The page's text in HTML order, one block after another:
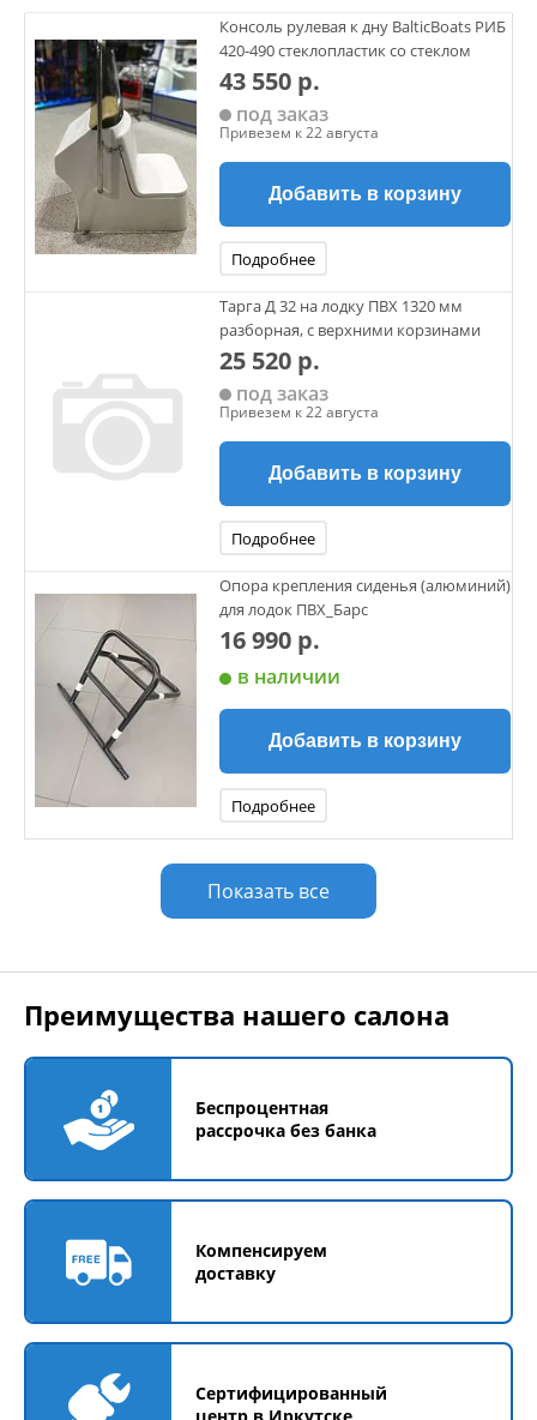
Консоль рулевая к дну BalticBoats РИБ
420-490 стеклопластик со стеклом
43 550 р.
под заказ
Привезем к 22 августа
Добавить в корзину
Подробнее
Тарга Д 32 на лодку ПВХ 1320 мм
разборная, с верхними корзинами
25 520 р.
под заказ
Привезем к 22 августа
Добавить в корзину
Подробнее
Опора крепления сиденья (алюминий)
для лодок ПВХ_Барс
16 990 р.
в наличии
Добавить в корзину
Подробнее
Показать все
Преимущества нашего салона
Беспроцентная
рассрочка без банка
Компенсируем
доставку
Сертифицированный